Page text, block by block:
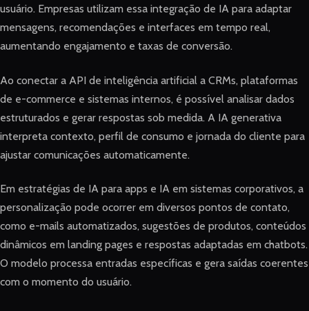
usuário. Empresas utilizam essa integração de IA para adaptar
mensagens, recomendações e interfaces em tempo real,
aumentando engajamento e taxas de conversão.
Ao conectar a API de inteligência artificial a CRMs, plataformas
de e-commerce e sistemas internos, é possível analisar dados
estruturados e gerar respostas sob medida. A IA generativa
interpreta contexto, perfil de consumo e jornada do cliente para
ajustar comunicações automaticamente.
Em estratégias de IA para apps e IA em sistemas corporativos, a
personalização pode ocorrer em diversos pontos de contato,
como e-mails automatizados, sugestões de produtos, conteúdos
dinâmicos em landing pages e respostas adaptadas em chatbots.
O modelo processa entradas específicas e gera saídas coerentes
com o momento do usuário.